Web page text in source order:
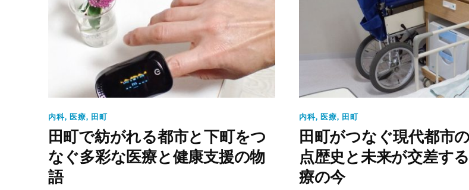
内科, 医療, 田町
田町で紡がれる都市と下町をつ
なぐ多彩な医療と健康支援の物
語
内科, 医療, 田町
田町がつなぐ現代都市
点歴史と未来が交差す
療の今